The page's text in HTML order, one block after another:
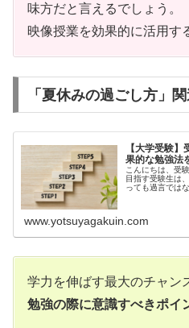
味方だと言えるでしょう。
映像授業を効果的に活用す
「夏休みの過ごし方」
【大学受験
果的な勉強法
こんにちは、受
目指す受験生は
っても過言では
www.yotsuyagakuin.com
学力を伸ばす最大のチャン
勉強の際に意識すべきポイ